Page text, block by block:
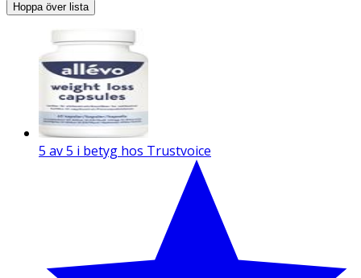
Hoppa över lista
5 av 5 i betyg hos Trustvoice